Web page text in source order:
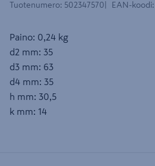
Tuotenumero: 502347570 EAN-koodi:
Paino: 0,24 kg
d2 mm: 35
d3 mm: 63
d4 mm: 35
h mm: 30,5
k mm: 14